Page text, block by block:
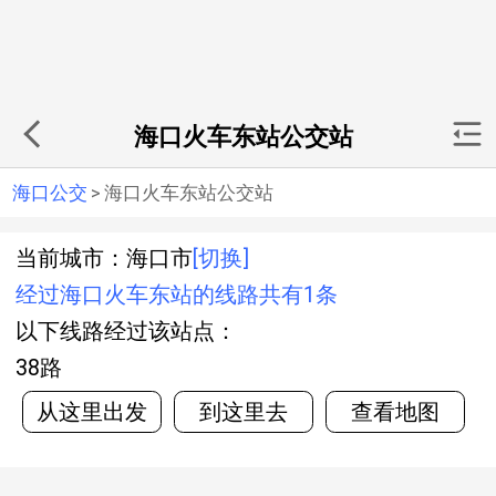
海口火车东站公交站
海口公交 > 海口火车东站公交站
当前城市：海口市 [切换]
经过海口火车东站的线路共有1条
以下线路经过该站点：
38路
从这里出发
到这里去 查看地图